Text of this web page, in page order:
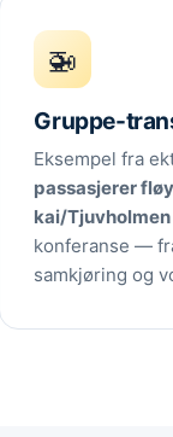
🚁
Gruppe-
Eksempel fra
passasjerer
kai/
konferanse —
samkjøring og